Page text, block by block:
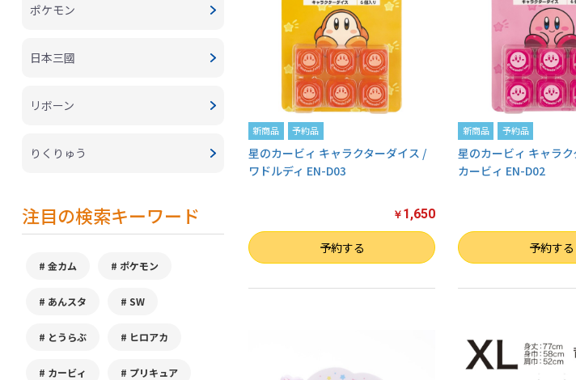
ポケモン
日本三國
リボーン
りくりゅう
注目の検索キーワード
金カム ポケモン
あんスタ SW
とうらぶ ヒロアカ
カービィ プリキュア
新商品 予約品
星のカービィ キャラクターダイス /
ワドルディ EN-D03
￥ 1,650
数量 予約する
新商品 予約品
星のカービィ キャラ
カービィ EN-D02
数量 予約する